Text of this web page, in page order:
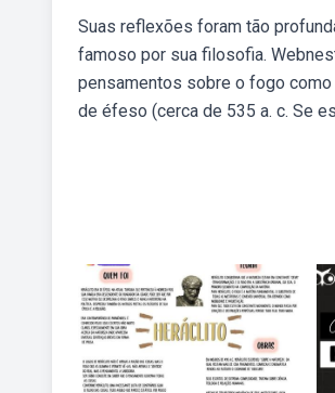
Suas reflexões foram tão
famoso por sua filosofia.
pensamentos sobre o fogo como
de éfeso (cerca de 535 a. c. Se